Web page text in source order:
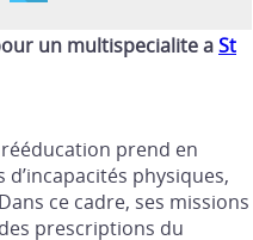
un multispecialite aSt
prend en
physiques,
ce cadre, ses missions
prescriptions du